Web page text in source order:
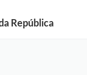
República